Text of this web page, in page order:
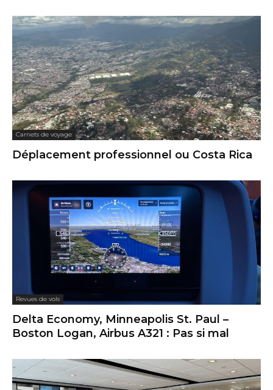
Carnets de voyage
Déplacement professionnel ou Costa Rica
Revues de vols
Delta Economy, Minneapolis St. Paul –
Boston Logan, Airbus A321 : Pas si mal